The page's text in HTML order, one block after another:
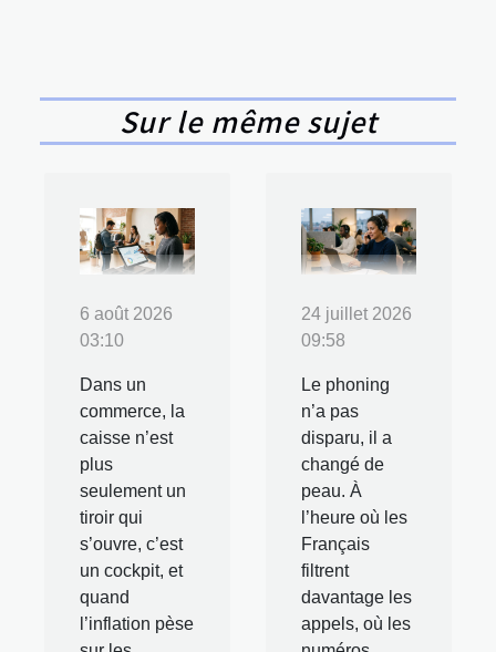
Sur le même sujet
6 août 2026
03:10
Dans un
commerce, la
caisse n’est
plus
seulement un
tiroir qui
s’ouvre, c’est
un cockpit, et
quand
l’inflation pèse
24 juillet 2026
09:58
Le phoning
n’a pas
disparu, il a
changé de
peau. À
l’heure où les
Français
filtrent
davantage les
appels, où les